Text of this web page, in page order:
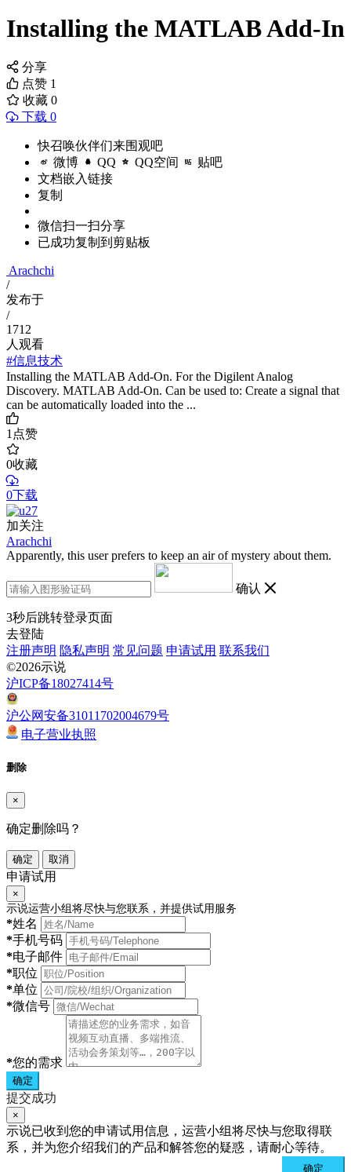
Installing the MATLAB Add-In
分享
点赞 1
收藏 0
下载 0
快召唤伙伴们来围观吧
微博 QQ QQ空间 贴吧
文档嵌入链接
复制
微信扫一扫分享
已成功复制到剪贴板
Arachchi
/
发布于
/
1712
人观看
#信息技术
Installing the MATLAB Add-On. For the Digilent Analog
Discovery. MATLAB Add-On. Can be used to: Create a signal that
can be automatically loaded into the ...
1点赞
0收藏
0下载
加关注
Arachchi
Apparently, this user prefers to keep an air of mystery about them.
确认
3秒后跳转登录页面
去登陆
注册声明 隐私声明 常见问题 申请试用 联系我们
©2026示说
沪ICP备18027414号
沪公网安备31011702004679号
电子营业执照
删除
×
确定删除吗？
确定 取消
申请试用
×
示说运营小组将尽快与您联系，并提供试用服务
*姓名
*手机号码
*电子邮件
*职位
*单位
*微信号
*您的需求
确定
提交成功
×
示说已收到您的申请试用信息，运营小组将尽快与您取得联
系，并为您介绍我们的产品和解答您的疑惑，请耐心等待。
确定